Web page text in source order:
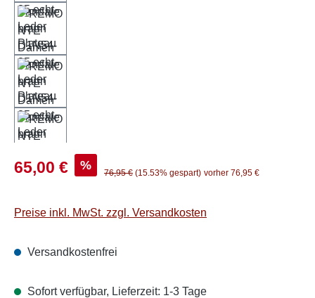
Verkaufspreis:
65,00 € % Regulärer Preis:
76,95 € (15.53% gespart) vorher 76,95 €
Preise inkl. MwSt. zzgl. Versandkosten
Versandkostenfrei
Sofort verfügbar, Lieferzeit: 1-3 Tage